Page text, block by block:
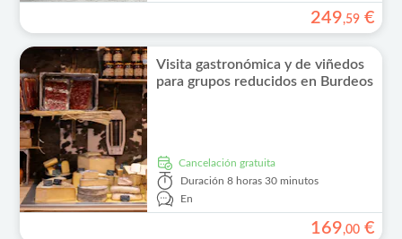
249,59 €
Visita gastronómica y de viñedos
para grupos reducidos en Burdeos
cancelación gratuita
Duración 8 horas 30 minutos
En
169,00 €